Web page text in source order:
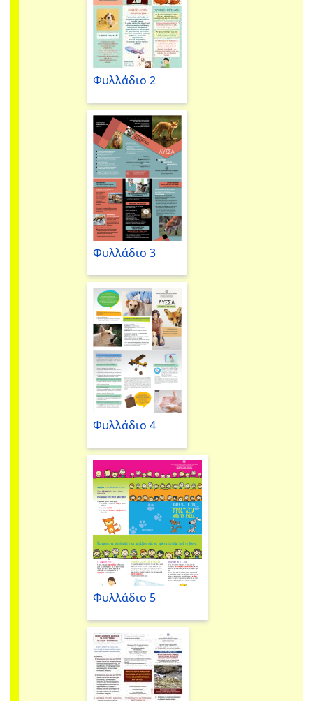
Φυλλάδιο 2
Φυλλάδιο 3
Φυλλάδιο 4
Φυλλάδιο 5